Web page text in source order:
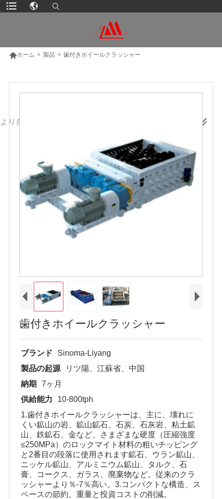
ホーム > 製品 > 歯付きホイールクラッシャー
より多くの製品
歯付きホイールクラッシャー
ブランド
Sinoma-Liyang
製品の起源
リツ陽、江蘇省、中国
納期
7ヶ月
供給能力
10-800tph
1.歯付きホイールクラッシャーは、主に、壊れに
くい鉱山の岩、鉱山鉱石、石炭、石灰岩、粘土鉱
山、鉄鉱石、金など、さまざまな硬度（圧縮強度
≤250MPa）のロックマイト材料の粗いチッピング
と2番目の段落に使用されます鉱石、ウラン鉱山、
ニッケル鉱山、アルミニウム鉱山、タルク、石
膏、コークス、ガラス、廃棄物など。従来のクラ
ッシャーより％-7％高い。3.コンパクトな構造、ス
ペースの節約、重量と投資コストの削減。